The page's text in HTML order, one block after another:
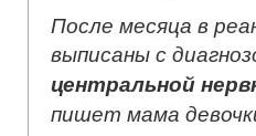
После месяца в
выписаны с
центральной
пишет мама